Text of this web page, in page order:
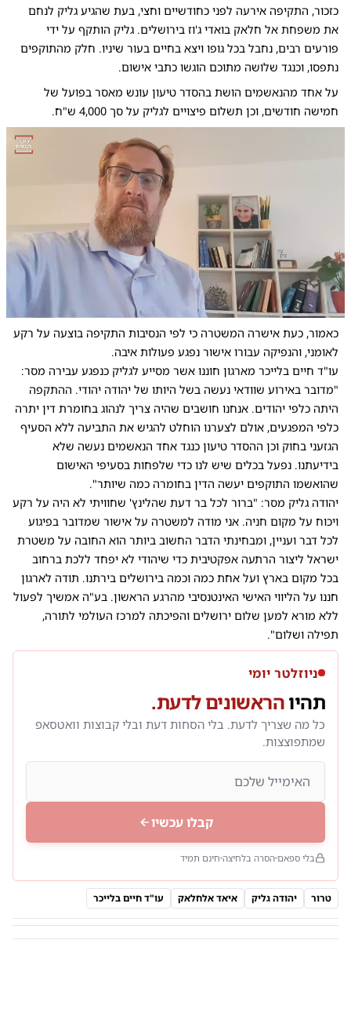
כזכור, התקיפה אירעה לפני כחודשיים וחצי, בעת שהגיע גליק לנחם
את משפחת אל חלאק בואדי ג'וז בירושלים. גליק הותקף על ידי
פורעים רבים, נחבל בכל גופו ויצא בחיים בעור שיניו. חלק מהתוקפים
נתפסו, וכנגד שלושה מתוכם הוגשו כתבי אישום.
על אחד מהנאשמים הושת בהסדר טיעון עונש מאסר בפועל של
חמישה חודשים, וכן תשלום פיצויים לגליק על סך 4,000 ש"ח.
0:00
כאמור, כעת אישרה המשטרה כי לפי הנסיבות התקיפה בוצעה על רקע
לאומני, והנפיקה עבורו אישור נפגע פעולות איבה.
עו"ד חיים בלייכר מארגון חוננו אשר מסייע לגליק כנפגע עבירה מסר:
"מדובר באירוע שוודאי נעשה בשל היותו של יהודה יהודי. ההתקפה
היתה כלפי יהודים. אנחנו חושבים שהיה צריך לנהוג בחומרת דין יתרה
כלפי המפגעים, אולם לצערנו הוחלט להגיש את התביעה ללא הסעיף
הגזעני בחוק וכן ההסדר טיעון כנגד אחד הנאשמים נעשה שלא
בידיעתנו. נפעל בכלים שיש לנו כדי שלפחות בסעיפי האישום
שהואשמו התוקפים יעשה הדין בחומרה כמה שיותר".
יהודה גליק מסר: "ברור לכל בר דעת שהלינץ' שחוויתי לא היה על רקע
ויכוח על מקום חניה. אני מודה למשטרה על אישור שמדובר בפיגוע
לכל דבר ועניין, ומבחינתי הדבר החשוב ביותר הוא החובה על משטרת
ישראל ליצור הרתעה אפקטיבית כדי שיהודי לא יפחד ללכת ברחוב
בכל מקום בארץ ועל אחת כמה וכמה בירושלים בירתנו. תודה לארגון
חננו על הליווי האישי האינטנסיבי מהרגע הראשון. בע"ה אמשיך לפעול
ללא מורא למען שלום ירושלים והפיכתה למרכז העולמי לתורה,
תפילה ושלום".
ניוזלטר יומי
תהיוהראשונים לדעת.
כל מה שצריך לדעת. בלי הסחות דעת ובלי קבוצות וואטסאפ
שמתפוצצות.
קבלו עכשיו
בלי ספאם הסרה בלחיצה חינם תמיד
טרור יהודה גליק איאד אלחלאק עו"ד חיים בלייכר